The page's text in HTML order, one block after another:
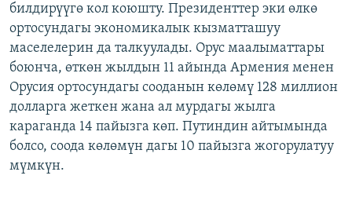
ЫҢГАЙСЫЗ СУРООЛОР
ЭЕ/АРнун бардык сайттары
билдирүүгө кол коюшту. Президенттер эки өлкө
ортосундагы экономикалык кызматташуу
маселелерин да талкуулады. Орус маалыматтары
боюнча, өткөн жылдын 11 айында Армения менен
Орусия ортосундагы сооданын көлөмү 128 миллион
долларга жеткен жана ал мурдагы жылга
караганда 14 пайызга көп. Путиндин айтымында
болсо, соода көлөмүн дагы 10 пайызга жогорулатуу
мүмкүн.